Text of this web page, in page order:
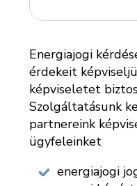
Energiajogi
érdekeit
képviseletet
Szolgáltatásunk
partnereink
ügyfeleinket
energiajogi